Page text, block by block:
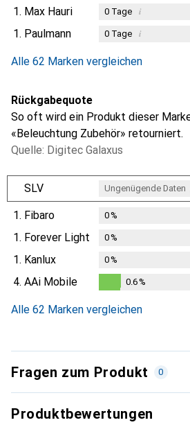
1. Max Hauri 0Tage i
1. Paulmann 0Tage i
Alle 62 Marken vergleichen
Rückgabequote
So oft wird ein Produkt dieser
«Beleuchtung Zubehör» retourniert.
Quelle: Digitec Galaxus
SLV Ungenügende Daten
1. Fibaro 0%
1. Forever Light 0%
1. Kanlux 0%
4. AAi Mobile 0.6%
Alle 62 Marken vergleichen
Fragen zum Produkt 0
Produktbewertungen